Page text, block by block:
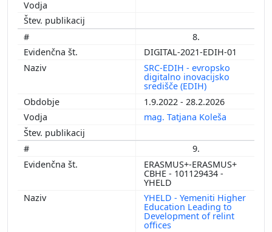
8.
DIGITAL-2021-EDIH-01
SRC-EDIH - evropsko
digitalno inovacijsko
središče (EDIH)
1.9.2022 - 28.2.2026
mag. Tatjana Koleša
9.
ERASMUS+-ERASMUS+
CBHE - 101129434 -
YHELD
YHELD - Yemeniti Higher
Education Leading to
Development of relint
offices